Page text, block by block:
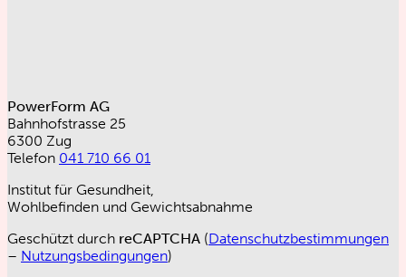
PowerForm AG
Bahnhofstrasse 25
6300 Zug
Telefon 041 710 66 01
Institut für Gesundheit,
Wohlbefinden und Gewichtsabnahme
Geschützt durch reCAPTCHA (Datenschutzbestimmungen
– Nutzungsbedingungen)